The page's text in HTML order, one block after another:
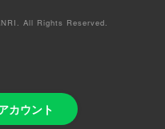
カウント
All Rights Reserved.